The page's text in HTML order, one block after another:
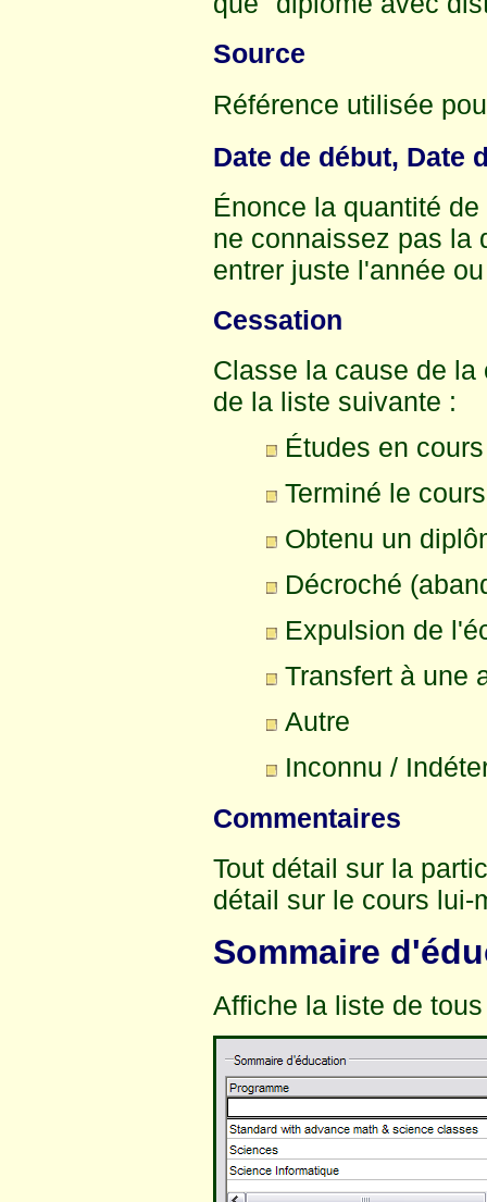
Source
Référence utilisée
Date de début, Date
Énonce la quantité
ne connaissez pas la
entrer juste l'année
Cessation
Classe la cause de
de la liste suivante :
Études en cours
Terminé le
Obtenu un
Décroché
Expulsion de
Transfert à une
Autre
Inconnu /
Commentaires
Tout détail sur la
détail sur le cours lui-
Sommaire
Affiche la liste de